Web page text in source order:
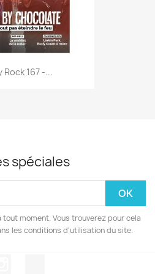
Rock 167 -...
spéciales
moment. Vous trouverez pour cela
les conditions d'utilisation du site.